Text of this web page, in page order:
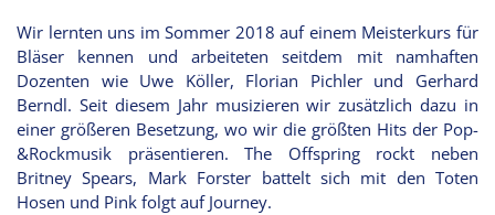
Wir lernten uns im Sommer 2018 auf einem Meisterkurs für
Bläser kennen und arbeiteten seitdem mit namhaften
Dozenten wie Uwe Köller, Florian Pichler und Gerhard
Berndl. Seit diesem Jahr musizieren wir zusätzlich dazu in
einer größeren Besetzung, wo wir die größten Hits der Pop-
&Rockmusik präsentieren. The Offspring rockt neben
Britney Spears, Mark Forster battelt sich mit den Toten
Hosen und Pink folgt auf Journey.